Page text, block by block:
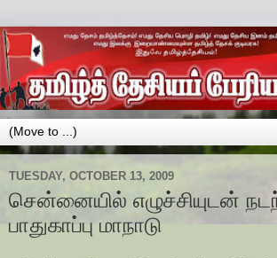
TUESDAY, OCTOBER 13, 2009
சென்னையில் எழுச்சியுடன்
பாதுகாப்பு மாநாடு